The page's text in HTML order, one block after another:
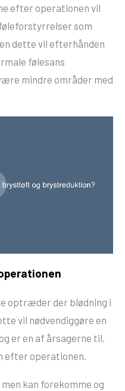
efter operationen vil
som
dette vil efterhånden
følesans
mindre områder med
optræder der blødning i
vil nødvendiggøre en
er en af årsagerne til,
efter operationen.
kan forekomme og